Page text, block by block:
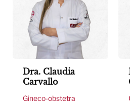
Dra. Claudia
Carvallo
Gineco-obstetra